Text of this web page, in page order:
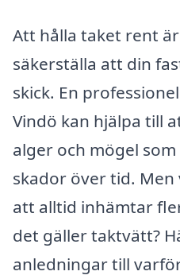
Att hålla taket rent
säkerställa att din
skick. En
Vindö kan hjälpa till
alger och mögel
skador över tid.
att alltid inhämtar
det gäller taktvätt?
anledningar till